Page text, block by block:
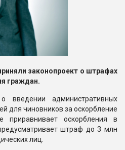
законопроект о штрафах
граждан.
введении административных
для чиновников за оскорбление
приравнивает оскорбления в
штраф до 3 млн
лиц.